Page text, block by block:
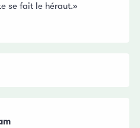
se fait le héraut.»